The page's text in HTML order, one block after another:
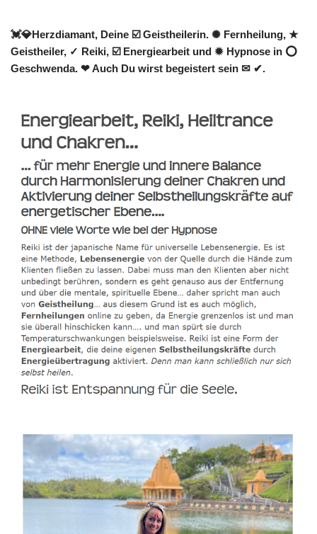
💓️💎Herzdiamant, Deine ☑️ Geistheilerin. ✺ Fernheilung, ★
Geistheiler, ✓ Reiki, ☑️ Energiearbeit und ✹ Hypnose in ⭕
Geschwenda. ❤ Auch Du wirst begeistert sein ✉ ✔.